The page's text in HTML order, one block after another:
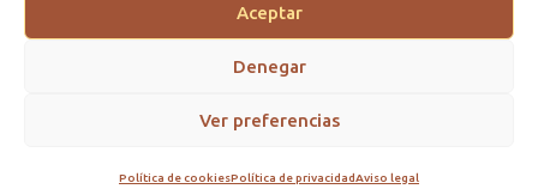
Aceptar
Denegar
Ver preferencias
Política de cookiesPolítica de privacidadAviso legal